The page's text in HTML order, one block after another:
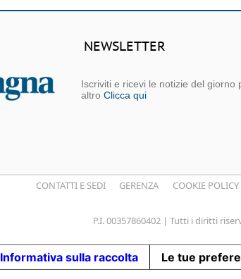
NEWSLETTER
Iscriviti e ricevi le notizie del giorno
altro Clicca qui
CONTATTI E SEDI GERENZA COOKIE POLICY
P.I. 00357860402 | Tutti i diritti
Informativa sulla raccolta Le tue